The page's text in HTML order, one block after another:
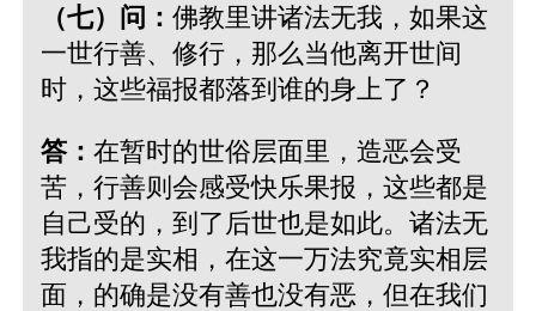
（七）问： 佛教里讲诸法无我，如果这
一世行善、修行，那么当他离开世间
时，这些福报都落到谁的身上了？
答： 在暂时的世俗层面里，造恶会受
苦，行善则会感受快乐果报，这些都是
自己受的，到了后世也是如此。诸法无
我指的是实相，在这一万法究竟实相层
面，的确是没有善也没有恶，但在我们